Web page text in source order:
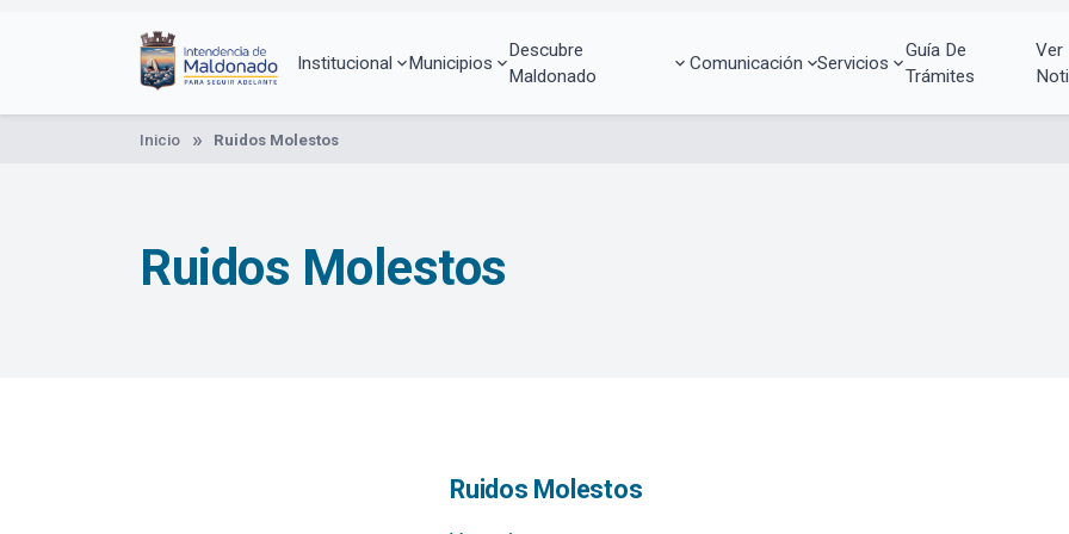
Institucional Municipios
Descubre
Maldonado
Comunicación Servicios
Guía De
Trámites
Ver
Inicio Ruidos Molestos
Ruidos Molestos
Ruidos Molestos